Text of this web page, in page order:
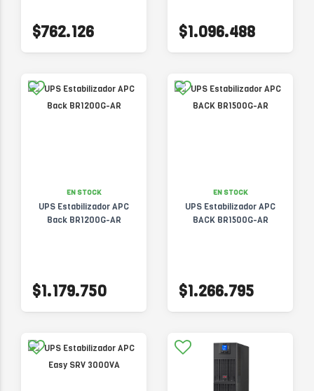
$762.126 $1.096.488
EN STOCK
UPS Estabilizador APC
Back BR1200G-AR
$1.179.750
EN STOCK
UPS Estabilizador APC
BACK BR1500G-AR
$1.266.795